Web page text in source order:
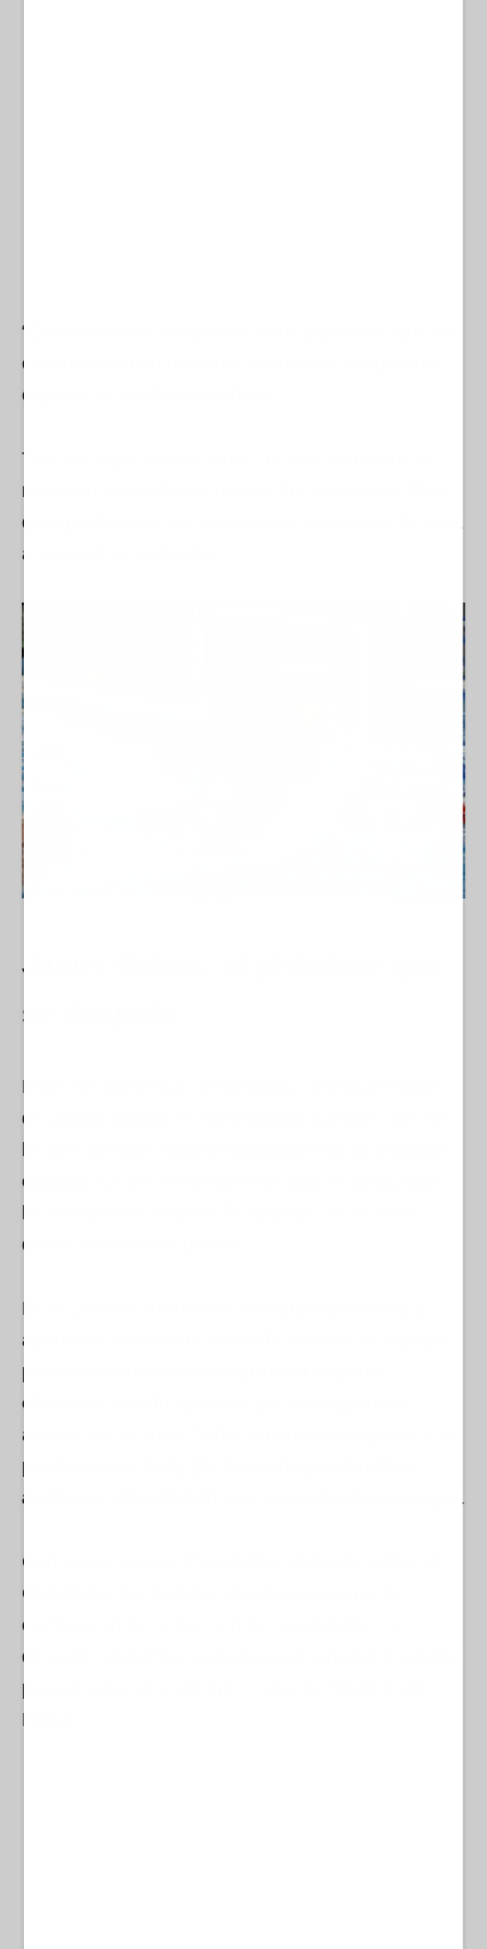
“Queremos dar las gracias a los jugadores que no
continuarán con nosotros la próxima temporada”,
expresó la entidad deportiva.
Tras las bajas confirmadas, el club estudiará el
mercado con el fin de ocupar las posiciones libres
que quedan tras las anunciadas ausencias de cara
a la próxima campaña.
Janos Baksa, el pistolero que
se despide
Entre las dolorosas despedidas, destaca el adiós
de
ha proclamado
caballa
ha anotado un total de
desde el punto de penalti.
El ’8’ Caballa aterrizó en la ciudad autónoma y
aportó un
posicionándose como la
ofensiva
activos como Juan Carlos Reguera (55 goles) o el
propio
acaba su vinculación
con el cuadro blanquinegro.
Con varias piezas importantes diciendo adiós, el
Club Natación Caballa afronta un verano de
cambios en la confección de su plantilla y la
dirección deportiva ya trabaja en reforzar el equipo
para encarar una siempre exigente División de
Honor.